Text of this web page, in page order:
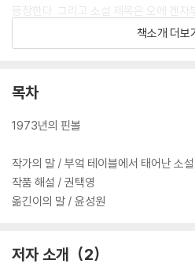
등장한다. 그리고 소설 제목은 오에 겐자
나베 토오루와 가슴 아픈 사랑을 나누다
흔적을 처음 발견할 수 있는 작품이라는
1973년 5월, ‘나’는 혼자서 어떤 거리의
에 플랫폼을 종단하는 개가 있다는 이야
서였다. 그러나 그런 이야기를 해줬던 나
책소개 더보
목차
1973년의 핀볼
작가의 말 / 부엌 테이블에서 태어난 소
작품 해설 / 권택영
옮긴이의 말 / 윤성원
저자 소개 2